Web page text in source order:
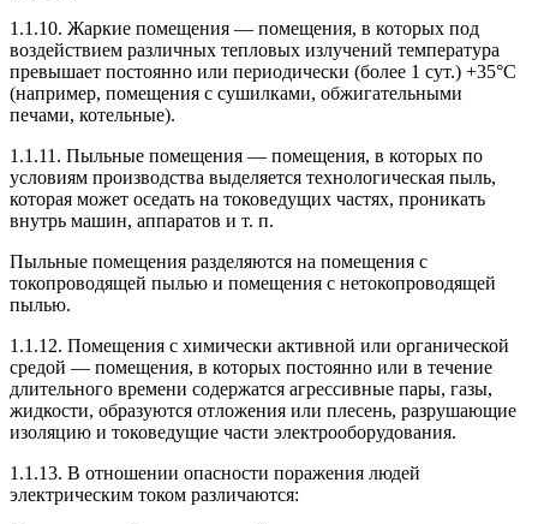
1.1.10. Жаркие помещения — помещения, в которых под
воздействием различных тепловых излучений температура
превышает постоянно или периодически (более 1 сут.) +35°С
(например, помещения с сушилками, обжигательными
печами, котельные).
1.1.11. Пыльные помещения — помещения, в которых по
условиям производства выделяется технологическая пыль,
которая может оседать на токоведущих частях, проникать
внутрь машин, аппаратов и т. п.
Пыльные помещения разделяются на помещения с
токопроводящей пылью и помещения с нетокопроводящей
пылью.
1.1.12. Помещения с химически активной или органической
средой — помещения, в которых постоянно или в течение
длительного времени содержатся агрессивные пары, газы,
жидкости, образуются отложения или плесень, разрушающие
изоляцию и токоведущие части электрооборудования.
1.1.13. В отношении опасности поражения людей
электрическим током различаются: